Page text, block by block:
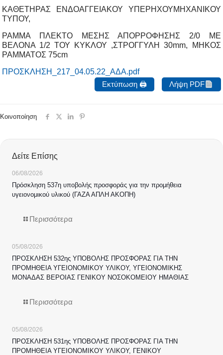
ΚΑΘΕΤΗΡΑΣ ΕΝΔΟΑΓΓΕΙΑΚΟΥ ΥΠΕΡΗΧΟΥΜΗΧΑΝΙΚΟΥ
ΤΥΠΟΥ,
ΡΑΜΜΑ ΠΛΕΚΤΟ ΜΕΣΗΣ ΑΠΟΡΡΟΦΗΣΗΣ 2/0 ΜΕ
ΒΕΛΟΝΑ 1/2 ΤΟΥ ΚΥΚΛΟΥ ,ΣΤΡΟΓΓΥΛΗ 30mm, ΜΗΚΟΣ
ΡΑΜΜΑΤΟΣ 75cm
ΠΡΟΣΚΛΗΣΗ_217_04.05.22_ΑΔΑ.pdf
Εκτύπωση 🖨
Λήψη PDF
Κοινοποίηση
Δείτε Επίσης
06/08/2026
Πρόσκληση 537η υποβολής προσφοράς για την προμήθεια
υγειονομικού υλικού (ΓΑΖΑ ΑΠΛΗ ΑΚΟΠΗ)
Περισσότερα
05/08/2026
ΠΡΟΣΚΛΗΣΗ 532ης ΥΠΟΒΟΛΗΣ ΠΡΟΣΦΟΡΑΣ ΓΙΑ ΤΗΝ
ΠΡΟΜΗΘΕΙΑ ΥΓΕΙΟΝΟΜΙΚΟΥ ΥΛΙΚΟΥ, ΥΓΕΙΟΝΟΜΙΚΗΣ
ΜΟΝΑΔΑΣ ΒΕΡΟΙΑΣ ΓΕΝΙΚΟΥ ΝΟΣΟΚΟΜΕΙΟΥ ΗΜΑΘΙΑΣ
Περισσότερα
05/08/2026
ΠΡΟΣΚΛΗΣΗ 531ης ΥΠΟΒΟΛΗΣ ΠΡΟΣΦΟΡΑΣ ΓΙΑ ΤΗΝ
ΠΡΟΜΗΘΕΙΑ ΥΓΕΙΟΝΟΜΙΚΟΥ ΥΛΙΚΟΥ, ΓΕΝΙΚΟΥ